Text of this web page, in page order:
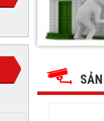
1.0MP
270ANA
1.0MP
VDTECH
270ANA
1.0MP
VDTECH
1.0MP
VDTECH
1.0MP